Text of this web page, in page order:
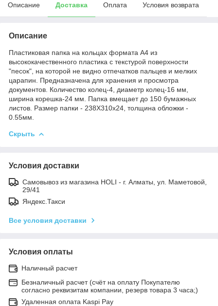
Описание Доставка Оплата Условия возврата
Описание
Пластиковая папка на кольцах формата А4 из
высококачественного пластика с текстурой поверхности
"песок", на которой не видно отпечатков пальцев и мелких
царапин. Предназначена для хранения и просмотра
документов. Количество колец-4, диаметр колец-16 мм,
ширина корешка-24 мм. Папка вмещает до 150 бумажных
листов. Размер папки - 238Х310х24, толщина обложки -
0.55мм.
Скрыть
Условия доставки
Самовывоз из магазина HOLI - г. Алматы, ул. Маметовой,
29/41
Яндекс.Такси
Все условия доставки
Условия оплаты
Наличный расчет
Безналичный расчет (счёт на оплату Покупателю
согласно реквизитам компании, резерв товара 3 часа;)
Удаленная оплата Kaspi Pay